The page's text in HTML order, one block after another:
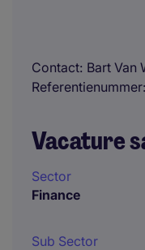
Contact Bart Van
Referentienummer
Vacature
Sector
Finance
Sub Sector